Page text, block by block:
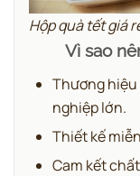
Hộp quà tết giá
Vì sao
Thương hiệu
nghiệp lớn.
Thiết kế
Cam kết